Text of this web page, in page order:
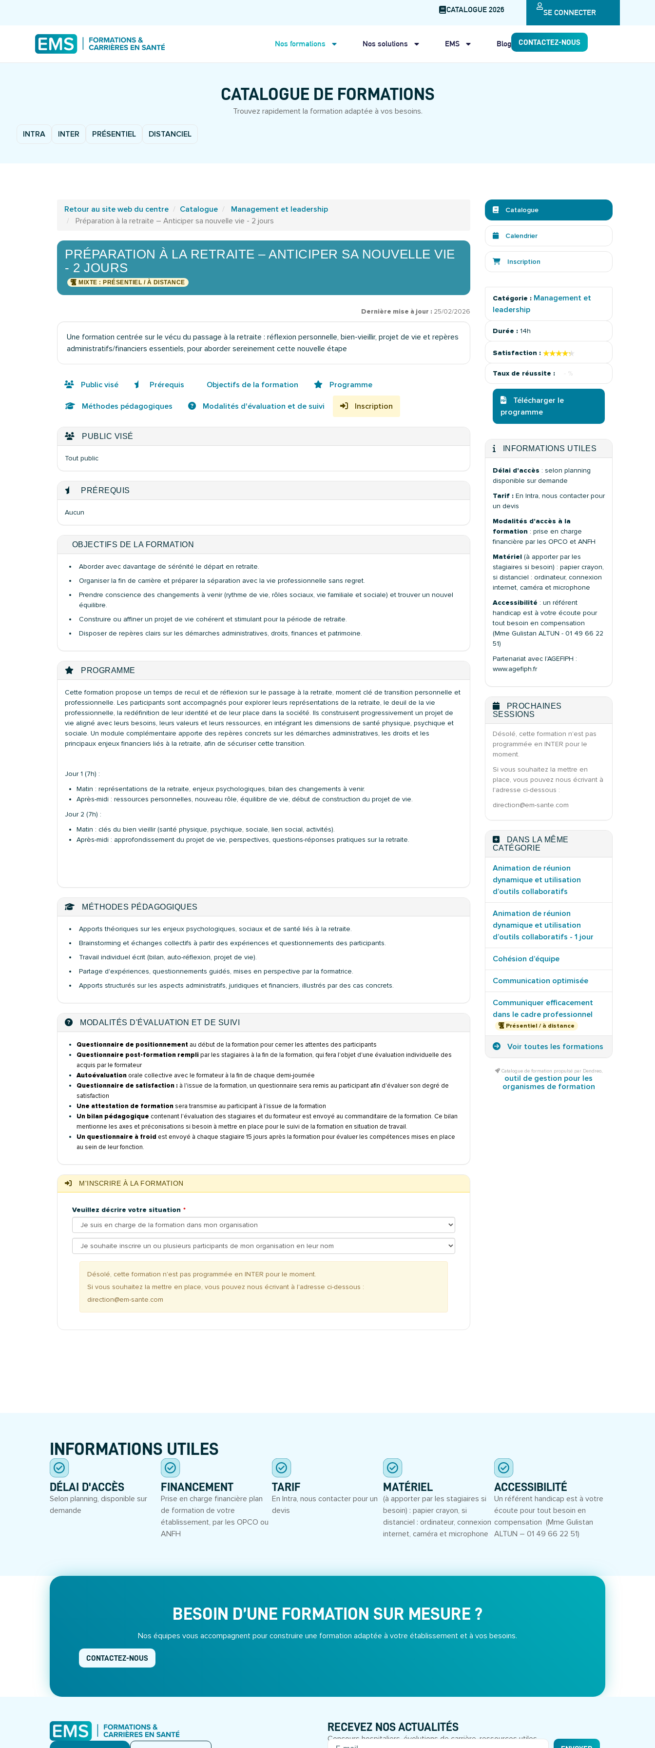
CATALOGUE 2026 SE CONNECTER
Nos formations Nos solutions EMS Blog CONTACTEZ-NOUS
CATALOGUE DE FORMATIONS
Trouvez rapidement la formation adaptée à vos besoins.
INTRA INTER PRÉSENTIEL DISTANCIEL
Retour au site web du centre Catalogue
Management et leadership
Préparation à la retraite – Anticiper sa nouvelle vie - 2 jours
PRÉPARATION À LA RETRAITE – ANTICIPER SA NOUVELLE VIE
- 2 JOURS
MIXTE : PRÉSENTIEL / À DISTANCE
Dernière mise à jour : 25/02/2026
Une formation centrée sur le vécu du passage à la retraite : réflexion personnelle, bien-vieillir, projet de vie et repères
administratifs/financiers essentiels, pour aborder sereinement cette nouvelle étape
Public visé Prérequis Objectifs de la formation Programme
Méthodes pédagogiques Modalités d'évaluation et de suivi Inscription
PUBLIC VISÉ
Tout public
PRÉREQUIS
Aucun
OBJECTIFS DE LA FORMATION
Aborder avec davantage de sérénité le départ en retraite.
Organiser la fin de carrière et préparer la séparation avec la vie professionnelle sans regret.
Prendre conscience des changements à venir (rythme de vie, rôles sociaux, vie familiale et sociale) et trouver un nouvel
équilibre.
Construire ou affiner un projet de vie cohérent et stimulant pour la période de retraite.
Disposer de repères clairs sur les démarches administratives, droits, finances et patrimoine.
PROGRAMME
Cette formation propose un temps de recul et de réflexion sur le passage à la retraite, moment clé de transition personnelle et
professionnelle. Les participants sont accompagnés pour explorer leurs représentations de la retraite, le deuil de la vie
professionnelle, la redéfinition de leur identité et de leur place dans la société. Ils construisent progressivement un projet de
vie aligné avec leurs besoins, leurs valeurs et leurs ressources, en intégrant les dimensions de santé physique, psychique et
sociale. Un module complémentaire apporte des repères concrets sur les démarches administratives, les droits et les
principaux enjeux financiers liés à la retraite, afin de sécuriser cette transition.
Jour 1 (7h) :
Matin : représentations de la retraite, enjeux psychologiques, bilan des changements à venir.
Après-midi : ressources personnelles, nouveau rôle, équilibre de vie, début de construction du projet de vie.
Jour 2 (7h) :
Matin : clés du bien vieillir (santé physique, psychique, sociale, lien social, activités).
Après-midi : approfondissement du projet de vie, perspectives, questions-réponses pratiques sur la retraite.
MÉTHODES PÉDAGOGIQUES
Apports théoriques sur les enjeux psychologiques, sociaux et de santé liés à la retraite.
Brainstorming et échanges collectifs à partir des expériences et questionnements des participants.
Travail individuel écrit (bilan, auto-réflexion, projet de vie).
Partage d'expériences, questionnements guidés, mises en perspective par la formatrice.
Apports structurés sur les aspects administratifs, juridiques et financiers, illustrés par des cas concrets.
MODALITÉS D'ÉVALUATION ET DE SUIVI
Questionnaire de positionnement au début de la formation pour cerner les attentes des participants
Questionnaire post-formation remplipar les stagiaires à la fin de la formation, qui fera l'objet d'une évaluation individuelle des
acquis par le formateur
Autoévaluation orale collective avec le formateur à la fin de chaque demi-journée
Questionnaire de satisfaction : à l'issue de la formation, un questionnaire sera remis au participant afin d'évaluer son degré de
satisfaction
Une attestation de formation sera transmise au participant à l'issue de la formation
Un bilan pédagogique contenant l'évaluation des stagiaires et du formateur est envoyé au commanditaire de la formation. Ce bilan
mentionne les axes et préconisations si besoin à mettre en place pour le suivi de la formation en situation de travail.
Un questionnaire à froid est envoyé à chaque stagiaire 15 jours après la formation pour évaluer les compétences mises en place
au sein de leur fonction.
M'INSCRIRE À LA FORMATION
Veuillez décrire votre situation
Désolé, cette formation n'est pas programmée en INTER pour le moment.
Si vous souhaitez la mettre en place, vous pouvez nous écrivant à l'adresse ci-dessous :
direction@em-sante.com
Catalogue
Calendrier
Inscription
Catégorie : Management et
leadership
Durée :14h
Satisfaction : ★★★★★
★★★★★
Taux de réussite : - %
Télécharger le
programme
INFORMATIONS UTILES
Délai d'accès : selon planning
disponible sur demande
Tarif : En Intra, nous contacter pour
un devis
Modalités d'accès à la
formation : prise en charge
financière par les OPCO et ANFH
Matériel (à apporter par les
stagiaires si besoin) : papier crayon,
si distanciel : ordinateur, connexion
internet, caméra et microphone
Accessibilité : un référent
handicap est à votre écoute pour
tout besoin en compensation
(Mme Gulistan ALTUN - 01 49 66 22
51)
Partenariat avec l'AGEFIPH :
www.agefiph.fr
PROCHAINES
SESSIONS
Désolé, cette formation n'est pas
programmée en INTER pour le
moment.
Si vous souhaitez la mettre en
place, vous pouvez nous écrivant à
l'adresse ci-dessous :
direction@em-sante.com
DANS LA MÊME
CATÉGORIE
Animation de réunion
dynamique et utilisation
d’outils collaboratifs
Animation de réunion
dynamique et utilisation
d’outils collaboratifs - 1 jour
Cohésion d’équipe
Communication optimisée
Communiquer efficacement
dans le cadre professionnel
Présentiel / à distance
Voir toutes les formations
Catalogue de formation propulsé par Dendreo,
outil de gestion pour les
organismes de formation
INFORMATIONS UTILES
DÉLAI D'ACCÈS
Selon planning, disponible sur
demande
FINANCEMENT
Prise en charge financière plan
de formation de votre
établissement, par les OPCO ou
ANFH
TARIF
En Intra, nous contacter pour un
devis
MATÉRIEL
(à apporter par les stagiaires si
besoin) : papier crayon, si
distanciel : ordinateur, connexion
internet, caméra et microphone
ACCESSIBILITÉ
Un référent handicap est à votre
écoute pour tout besoin en
compensation (Mme Gulistan
ALTUN – 01 49 66 22 51)
BESOIN D’UNE FORMATION SUR MESURE ?
Nos équipes vous accompagnent pour construire une formation adaptée à votre établissement et à vos besoins.
CONTACTEZ-NOUS
RECEVEZ NOS ACTUALITÉS
Concours hospitaliers, évolutions de carrière, ressources utiles.